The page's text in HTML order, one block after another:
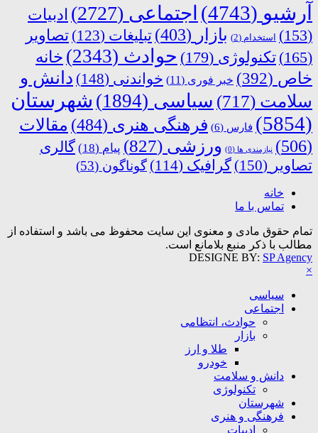
آرشیو (4743) اجتماعی (2727)
ادبیات
(153)
استخدام (2) بازار (403) تبلیغات (123)
تصاویر
(165)
تکنولوژی (179) حوادث (2343)
خانه
خاص (392) خبر فوری (11) خواندنی (148)
دانش و
سلامت (717) سیاسی (1894)
شهرستان
(5854)
فارس (6) فرهنگی هنری (484)
مقالات
(506)
نیازمندی ها (0) ورزشی (827) پیام (18)
گالری
تصاویر (150) گرافیک (114) گوناگون (53)
خانه
تماس با ما
تمام حقوق مادی و معنوی این سایت محفوظ می باشد و استفاده از
مطالب با ذکر منبع بلامانع است.
DESIGNE BY: SP Agency
×
سیاسی
اجتماعی
حوادث، انتظامی
بازار
طلا و ارز
خودرو
دانش و سلامت
تکنولوژی
شهرستان
فرهنگی و هنری
ادبیات